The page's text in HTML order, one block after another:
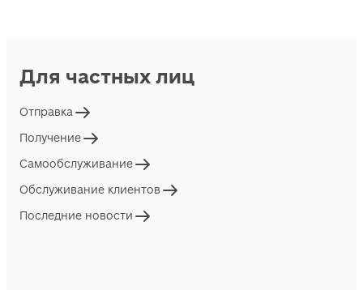
Для частных лиц
Отправка
Получение
Самообслуживание
Обслуживание клиентов
Последние новости